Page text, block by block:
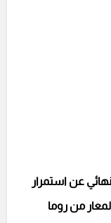
عن استمرار
من روما